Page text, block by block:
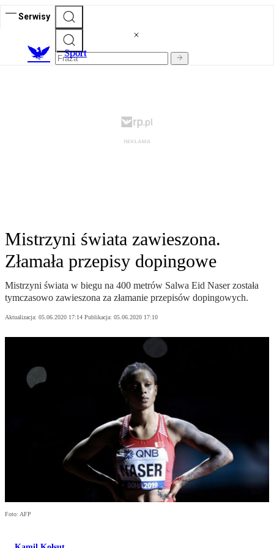
Serwisy
Sport
Mistrzyni świata zawieszona.
Złamała przepisy dopingowe
Mistrzyni świata w biegu na 400 metrów Salwa Eid Naser została
tymczasowo zawieszona za złamanie przepisów dopingowych.
Aktualizacja: 05.06.2020 17:14 Publikacja: 05.06.2020 17:10
Foto: AFP